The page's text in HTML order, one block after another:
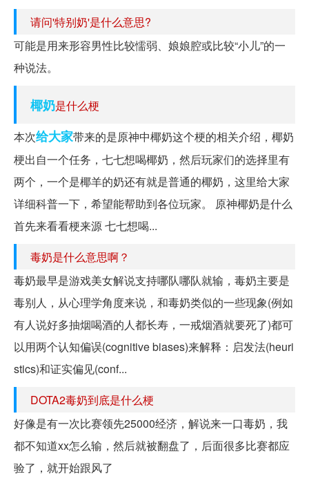
请问'特别奶'是什么意思?
可能是用来形容男性比较懦弱、娘娘腔或比较“小儿”的一
种说法。
椰奶是什么梗
本次给大家带来的是原神中椰奶这个梗的相关介绍，椰奶
梗出自一个任务，七七想喝椰奶，然后玩家们的选择里有
两个，一个是椰羊的奶还有就是普通的椰奶，这里给大家
详细科普一下，希望能帮助到各位玩家。 原神椰奶是什么
首先来看看梗来源 七七想喝...
毒奶是什么意思啊？
毒奶最早是游戏美女解说支持哪队哪队就输，毒奶主要是
毒别人，从心理学角度来说，和毒奶类似的一些现象(例如
有人说好多抽烟喝酒的人都长寿，一戒烟酒就要死了)都可
以用两个认知偏误(cognitive biases)来解释：启发法(heuri
stics)和证实偏见(conf...
DOTA2毒奶到底是什么梗
好像是有一次比赛领先25000经济，解说来一口毒奶，我
都不知道xx怎么输，然后就被翻盘了，后面很多比赛都应
验了，就开始跟风了